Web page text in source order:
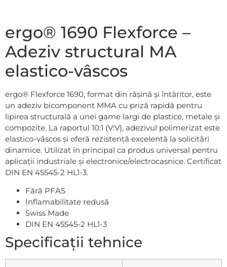
ergo® 1690 Flexforce –
Adeziv structural MA
elastico-vâscos
ergo® Flexforce 1690, format din rășină și întăritor, este
un adeziv bicomponent MMA cu priză rapidă pentru
lipirea structurală a unei game largi de plastice, metale și
compozite. La raportul 10:1 (V:V), adezivul polimerizat este
elastico-vâscos și oferă rezistență excelentă la solicitări
dinamice. Utilizat în principal ca produs universal pentru
aplicații industriale și electronice/electrocasnice. Certificat
DIN EN 45545-2 HL1-3.
Fără PFAS
Inflamabilitate redusă
Swiss Made
DIN EN 45545-2 HL1-3
Specificații tehnice